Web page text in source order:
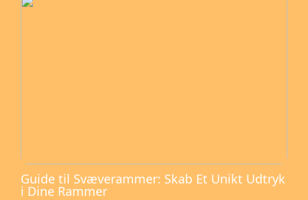
Guide til Svæverammer: Skab Et Unikt Udtryk
i Dine Rammer